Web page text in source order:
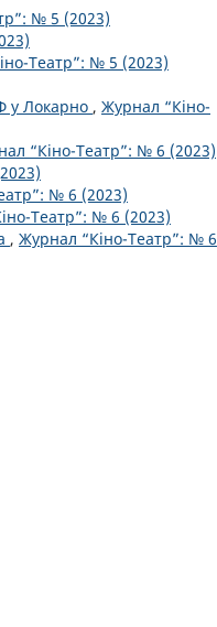
№ 5 (2023)
Театр”: № 5 (2023)
у Локарно , Журнал “Кіно-
“Кіно-Театр”: № 6 (2023)
№ 6 (2023)
Театр”: № 6 (2023)
, Журнал “Кіно-Театр”: № 6